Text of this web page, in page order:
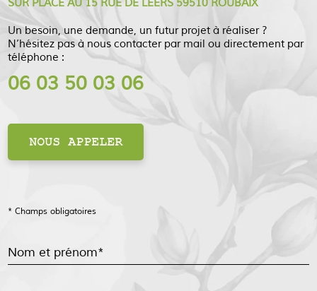
SUR PLACE AU 15 RUE DE LEERS 59510 ROUBAIX
Un besoin, une demande, un futur projet à réaliser ?
N’hésitez pas à nous contacter par mail ou directement par
téléphone :
06 03 50 03 06
NOUS APPELER
* Champs obligatoires
Nom et prénom*